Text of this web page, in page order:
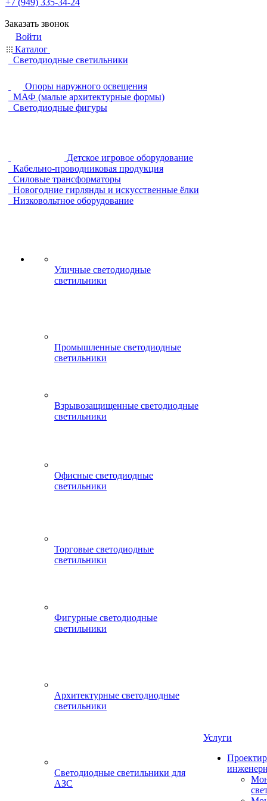
+7 (949) 335-34-24
Заказать звонок
Войти
Каталог
Светодиодные светильники
Опоры наружного освещения
МАФ (малые архитектурные формы)
Светодиодные фигуры
Детское игровое оборудование
Кабельно-проводниковая продукция
Силовые трансформаторы
Новогодние гирлянды и искусственные ёлки
Низковольтное оборудование
Уличные светодиодные
светильники
Промышленные светодиодные
светильники
Взрывозащищенные светодиодные
светильники
Офисные светодиодные
светильники
Торговые светодиодные
светильники
Фигурные светодиодные
светильники
Архитектурные светодиодные
светильники
Светодиодные светильники для
АЗС
Услуги